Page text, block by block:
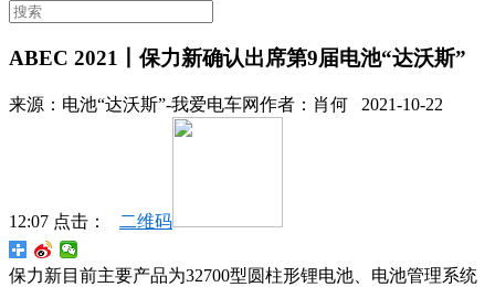
ABEC 2021丨保力新确认出席第9届电池“达沃斯”
来源： 电池“达沃斯”-我爱电车网作者： 肖何 2021-10-22
12:07 点击： 二维码
保力新目前主要产品为32700型圆柱形锂电池、电池管理系统